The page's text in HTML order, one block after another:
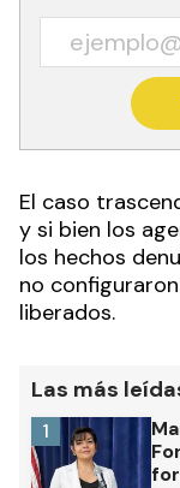
El caso
y si bien los
los hechos
no
liberados.
Las más
1